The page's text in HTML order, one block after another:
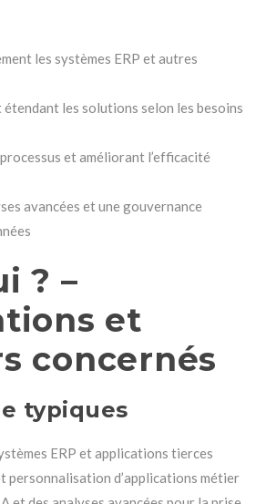
les systèmes ERP et autres
les solutions selon les besoins
et améliorant l’efficacité
avancées et une gouvernance
? –
et
concernés
typiques
ERP et applications tierces
personnalisation d’applications métier